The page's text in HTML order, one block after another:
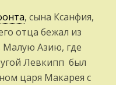
, сына Ксанфия,
отца бежал из
Малую Азию, где
Левкипп был
царя Макарея с